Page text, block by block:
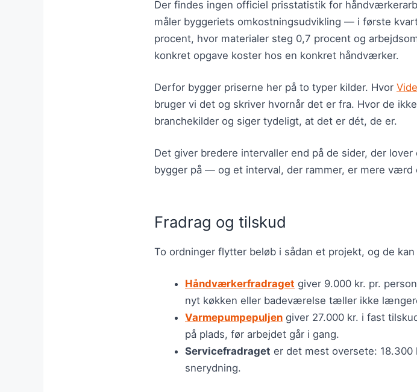
Der findes ingen officiel prisstatistik for
måler byggeriets omkostningsudvikling — i første
procent, hvor materialer steg 0,7 procent og
konkret opgave koster hos en konkret håndværker.
Derfor bygger priserne her på to typer kilder. Hvor
bruger vi det og skriver hvornår det er fra. Hvor de
branchekilder og siger tydeligt, at det er dét, de er.
Det giver bredere intervaller end på de sider, der
bygger på — og et interval, der rammer, er mere værd
Fradrag og tilskud
To ordninger flytter beløb i sådan et projekt, og de
Håndværkerfradraget giver 9.000 kr. pr.
nyt køkken eller badeværelse tæller ikke
Varmepumpepuljen giver 27.000 kr. i fast
på plads, før arbejdet går i gang.
Servicefradraget er det mest oversete: 18.300
snerydning.